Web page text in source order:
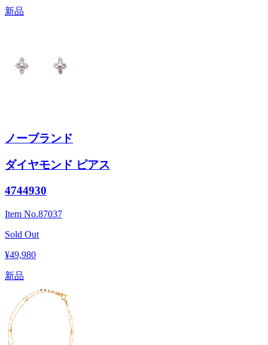
新品
ノーブランド
ダイヤモンド ピアス
4744930
Item No.87037
Sold Out
¥49,980
新品